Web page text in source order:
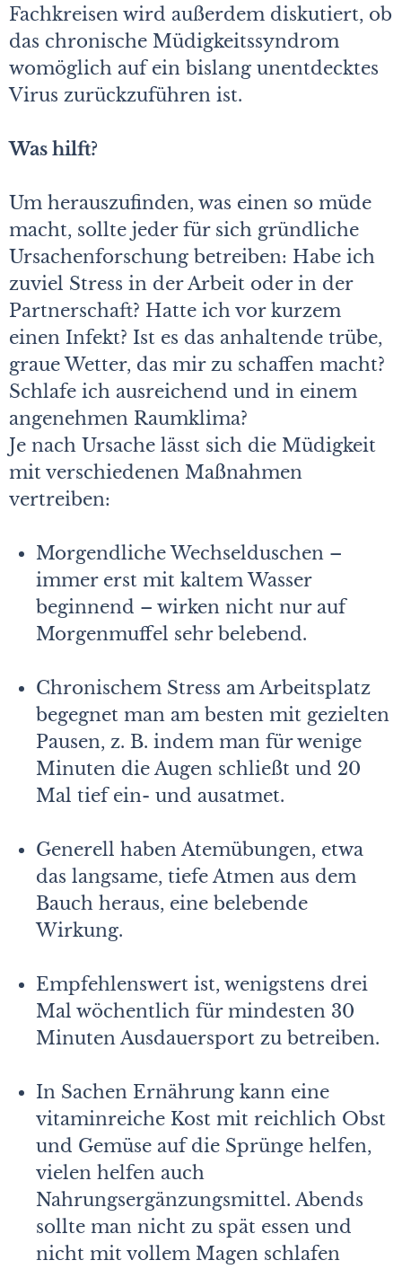
Fachkreisen wird außerdem diskutiert, ob
das chronische Müdigkeitssyndrom
womöglich auf ein bislang unentdecktes
Virus zurückzuführen ist.
Was hilft?
Um herauszufinden, was einen so müde
macht, sollte jeder für sich gründliche
Ursachenforschung betreiben: Habe ich
zuviel Stress in der Arbeit oder in der
Partnerschaft? Hatte ich vor kurzem
einen Infekt? Ist es das anhaltende trübe,
graue Wetter, das mir zu schaffen macht?
Schlafe ich ausreichend und in einem
angenehmen Raumklima?
Je nach Ursache lässt sich die Müdigkeit
mit verschiedenen Maßnahmen
vertreiben:
Morgendliche Wechselduschen –
immer erst mit kaltem Wasser
beginnend – wirken nicht nur auf
Morgenmuffel sehr belebend.
Chronischem Stress am Arbeitsplatz
begegnet man am besten mit gezielten
Pausen, z. B. indem man für wenige
Minuten die Augen schließt und 20
Mal tief ein- und ausatmet.
Generell haben Atemübungen, etwa
das langsame, tiefe Atmen aus dem
Bauch heraus, eine belebende
Wirkung.
Empfehlenswert ist, wenigstens drei
Mal wöchentlich für mindesten 30
Minuten Ausdauersport zu betreiben.
In Sachen Ernährung kann eine
vitaminreiche Kost mit reichlich Obst
und Gemüse auf die Sprünge helfen,
vielen helfen auch
Nahrungsergänzungsmittel. Abends
sollte man nicht zu spät essen und
nicht mit vollem Magen schlafen